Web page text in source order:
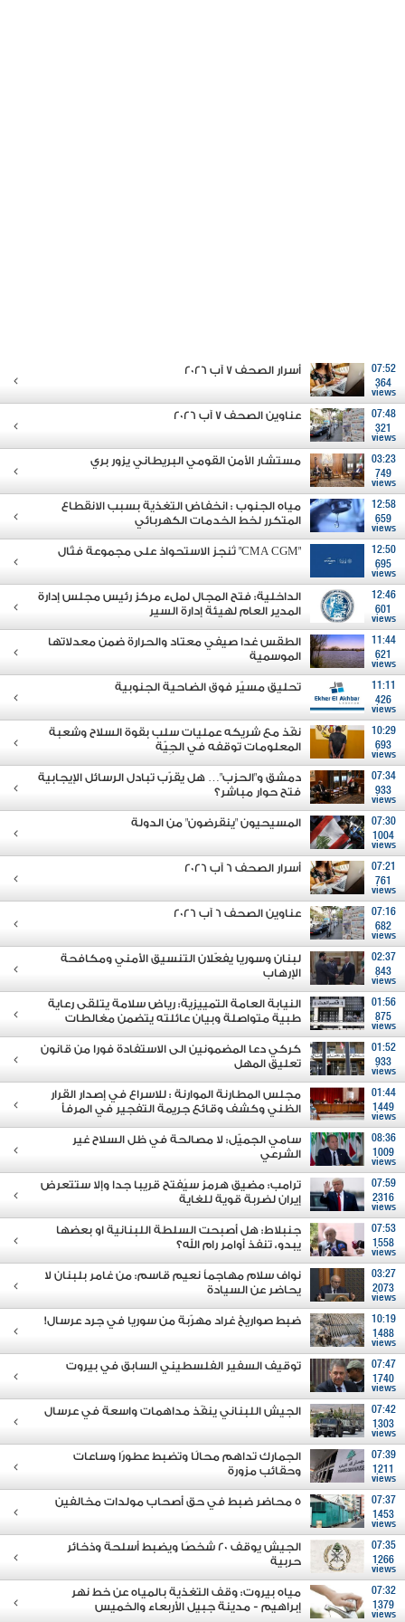
07:52
364
views
أسرار الصحف 7 آب 2026
07:48
321
views
عناوين الصحف 7 آب 2026
03:23
749
views
مستشار الأمن القومي البريطاني يزور بري
12:58
659
views
مياه الجنوب : انخفاض التغذية بسبب الانقطاع
المتكرر لخط الخدمات الكهربائي
12:50
695
views
"CMA CGM" تُنجز الاستحواذ على مجموعة فتّال
12:46
601
views
الداخلية: فتح المجال لملء مركز رئيس مجلس إدارة
المدير العام لهيئة إدارة السير
11:44
621
views
الطقس غدا صيفي معتاد والحرارة ضمن معدلاتها
الموسمية
11:11
426
views
تحليق مسيّر فوق الضاحية الجنوبية
10:29
693
views
نفّذ مع شريكه عمليات سلب بقوة السلاح وشعبة
المعلومات توقفه في الجِيّة
07:34
933
views
دمشق و"الحزب"… هل يقرّب تبادل الرسائل الإيجابية
فتح حوار مباشر؟
07:30
1004
views
المسيحيون "ينقرضون" من الدولة
07:21
761
views
أسرار الصحف 6 آب 2026
07:16
682
views
عناوين الصحف 6 آب 2026
02:37
843
views
لبنان وسوريا يفعّلان التنسيق الأمني ومكافحة
الإرهاب
01:56
875
views
النيابة العامة التمييزية: رياض سلامة يتلقى رعاية
طبية متواصلة وبيان عائلته يتضمن مغالطات
01:52
933
views
كركي دعا المضمونين الى الاستفادة فورا من قانون
تعليق المهل
01:44
1449
views
مجلس المطارنة الموارنة : للاسراع في إصدار القرار
الظني وكشف وقائع جريمة التفجير في المرفأ
08:36
1009
views
سامي الجميّل: لا مصالحة في ظل السلاح غير
الشرعي
07:59
2316
views
ترامب: مضيق هرمز سيُفتح قريبا جدا وإلا ستتعرض
إيران لضربة قوية للغاية
07:53
1558
views
جنبلاط: هل أصبحت السلطة اللبنانية او بعضها
يبدو، تنفذ أوامر رام الله؟
03:27
2073
views
نواف سلام مهاجماً نعيم قاسم: من غامر بلبنان لا
يحاضر عن السيادة
10:19
1488
views
ضبط صواريخ غراد مهرّبة من سوريا في جرد عرسال!
07:47
1740
views
توقيف السفير الفلسطيني السابق في بيروت
07:42
1303
views
الجيش اللبناني ينفّذ مداهمات واسعة في عرسال
07:39
1211
views
الجمارك تداهم محالًا وتضبط عطورًا وساعات
وحقائب مزورة
07:37
1453
views
5 محاضر ضبط في حق أصحاب مولدات مخالفين
07:35
1266
views
الجيش يوقف 20 شخصًا ويضبط أسلحة وذخائر
حربية
07:32
1379
views
مياه بيروت: وقف التغذية بالمياه عن خط نهر
إبراهيم - مدينة جبيل الأربعاء والخميس